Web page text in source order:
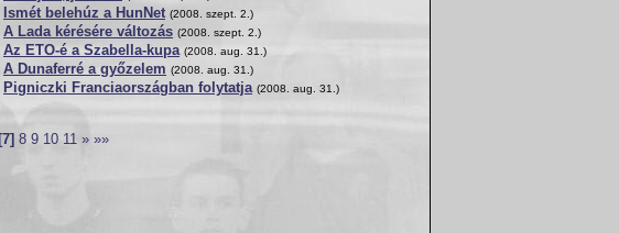
Ismét belehúz a HunNet (2008. szept. 2.)
A Lada kérésére változás (2008. szept. 2.)
Az ETO-é a Szabella-kupa (2008. aug. 31.)
A Dunaferré a győzelem (2008. aug. 31.)
Pigniczki Franciaországban folytatja (2008. aug. 31.)
[7] 8 9 10 11 » »»